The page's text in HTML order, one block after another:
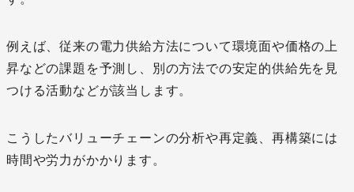
例えば、従来の電力供給方法について環境面や価格の上
昇などの課題を予測し、別の方法での安定的供給先を見
つける活動などが該当します。
こうしたバリューチェーンの分析や再定義、再構築には
時間や労力がかかります。